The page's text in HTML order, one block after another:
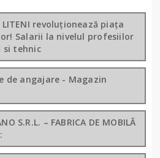
revoluționează piața
Salarii la nivelul profesiilor
si tehnic
de angajare - Magazin
S.R.L. – FABRICA DE MOBILĂ